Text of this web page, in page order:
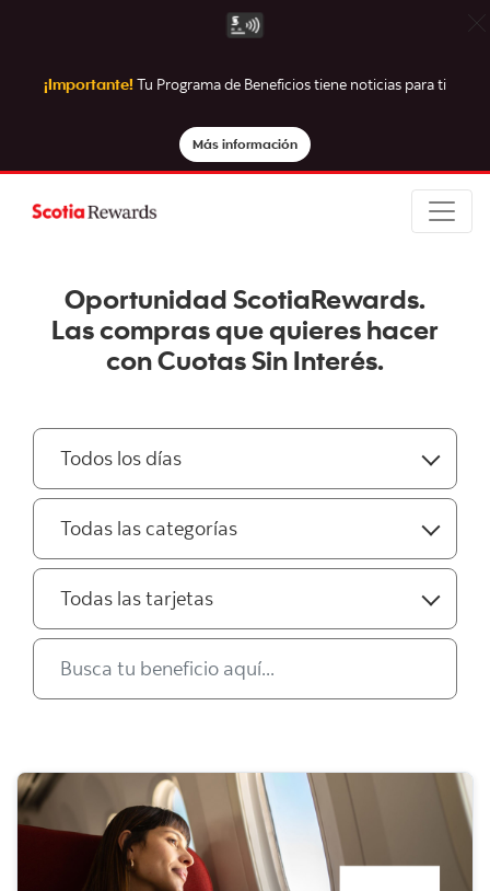
¡Importante! Tu Programa de Beneficios tiene noticias para ti
Más información
Oportunidad ScotiaRewards.
Las compras que quieres hacer
con Cuotas Sin Interés.